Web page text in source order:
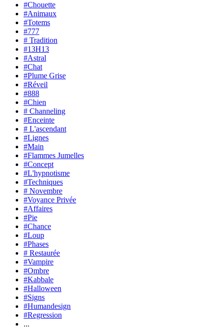
#Chouette
#Animaux
#Totems
#777
# Tradition
#13H13
#Astral
#Chat
#Plume Grise
#Réveil
#888
#Chien
# Channeling
#Enceinte
# L'ascendant
#Lignes
#Main
#Flammes Jumelles
#Concept
#L'hypnotisme
#Techniques
# Novembre
#Voyance Privée
#Affaires
#Pie
#Chance
#Loup
#Phases
# Restaurée
#Vampire
#Ombre
#Kabbale
#Halloween
#Signs
#Humandesign
#Regression
...